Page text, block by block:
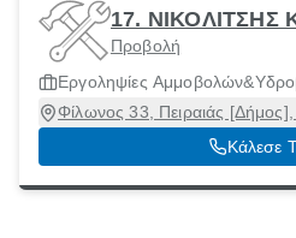
17. ΝΙΚΟΛΙΤΣΗΣ
Προβολή
Εργοληψίες
Φίλωνος 33, Πειραιάς [Δήμος],
Κάλεσε